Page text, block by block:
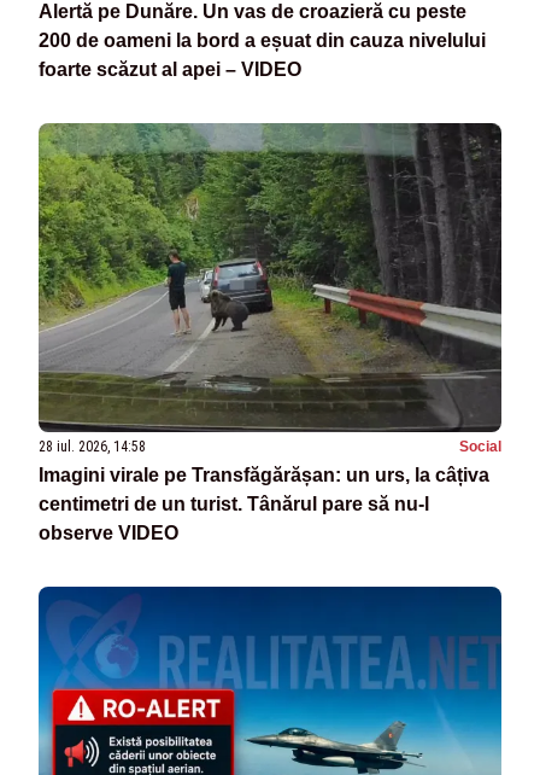
Alertă pe Dunăre. Un vas de croazieră cu peste
200 de oameni la bord a eșuat din cauza nivelului
foarte scăzut al apei – VIDEO
28 iul. 2026, 14:58 Social
Imagini virale pe Transfăgărășan: un urs, la câțiva
centimetri de un turist. Tânărul pare să nu-l
observe VIDEO